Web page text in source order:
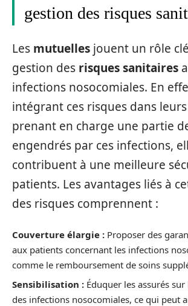
gestion des risques
Les mutuelles jouent un rôle
gestion des risques sanitaires
infections nosocomiales. En
intégrant ces risques dans
prenant en charge une partie
engendrés par ces infections,
contribuent à une meilleure
patients. Les avantages liés à
des risques comprennent :
Couverture élargie : Proposer des
aux patients concernant les infections
comme le remboursement de soins
Sensibilisation : Éduquer les assurés
des infections nosocomiales, ce qui peut